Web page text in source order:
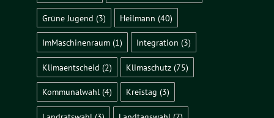
Grüne Jugend (3) Heilmann (40)
ImMaschinenraum (1) Integration (3)
Klimaentscheid (2) Klimaschutz(75)
Kommunalwahl (4) Kreistag (3)